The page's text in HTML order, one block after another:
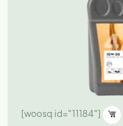
[woosq id="11184"]